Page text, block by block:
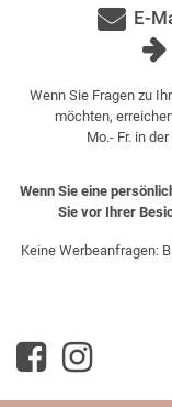
E-
Wenn Sie Fragen zu
möchten,
Mo.- Fr. in
Wenn Sie eine
Sie vor Ihrer
Keine Werbeanfragen: